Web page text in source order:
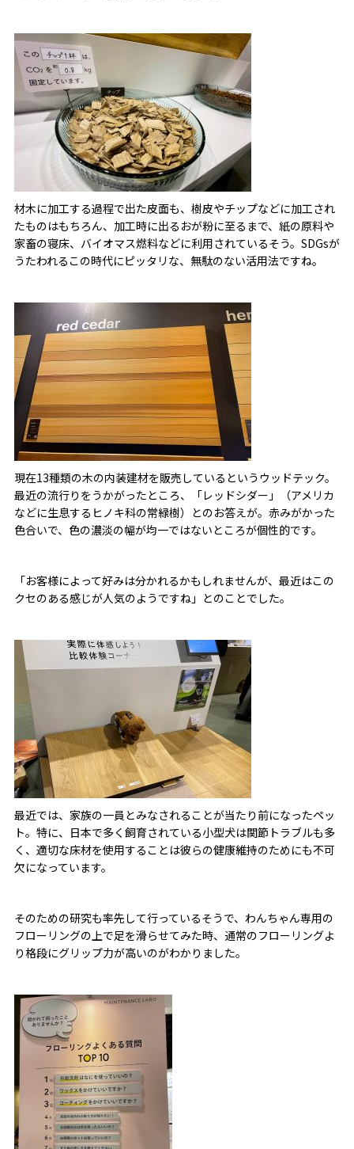
材木に加工する過程で出た皮面も、樹皮やチップなどに加工され
たものはもちろん、加工時に出るおが粉に至るまで、紙の原料や
家畜の寝床、バイオマス燃料などに利用されているそう。SDGsが
うたわれるこの時代にピッタリな、無駄のない活用法ですね。
現在13種類の木の内装建材を販売しているというウッドテック。
最近の流行りをうかがったところ、「レッドシダー」（アメリカ
などに生息するヒノキ科の常緑樹）とのお答えが。赤みがかった
色合いで、色の濃淡の幅が均一ではないところが個性的です。
「お客様によって好みは分かれるかもしれませんが、最近はこの
クセのある感じが人気のようですね」とのことでした。
最近では、家族の一員とみなされることが当たり前になったペッ
ト。特に、日本で多く飼育されている小型犬は関節トラブルも多
く、適切な床材を使用することは彼らの健康維持のためにも不可
欠になっています。
そのための研究も率先して行っているそうで、わんちゃん専用の
フローリングの上で足を滑らせてみた時、通常のフローリングよ
り格段にグリップ力が高いのがわかりました。